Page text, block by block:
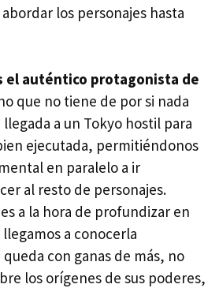
los personajes hasta
el auténtico protagonista de
que no tiene de por si nada
a un Tokyo hostil para
ejecutada, permitiéndonos
en paralelo a ir
al resto de personajes.
a la hora de profundizar en
a conocerla
con ganas de más, no
los orígenes de sus poderes,